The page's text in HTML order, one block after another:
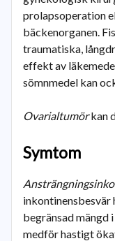
prolapsoperation
bäckenorganen.
traumatiska,
effekt av
sömnmedel kan
Ovarialtumörkan
Symtom
inkontinensbesvär
begränsad mängd
medför hastigt